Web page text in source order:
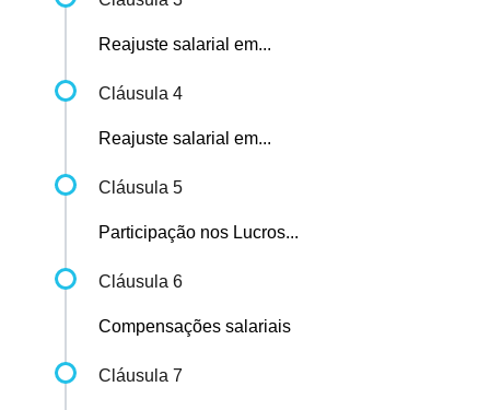
Reajuste salarial em...
Cláusula 4
Reajuste salarial em...
Cláusula 5
Participação nos Lucros...
Cláusula 6
Compensações salariais
Cláusula 7